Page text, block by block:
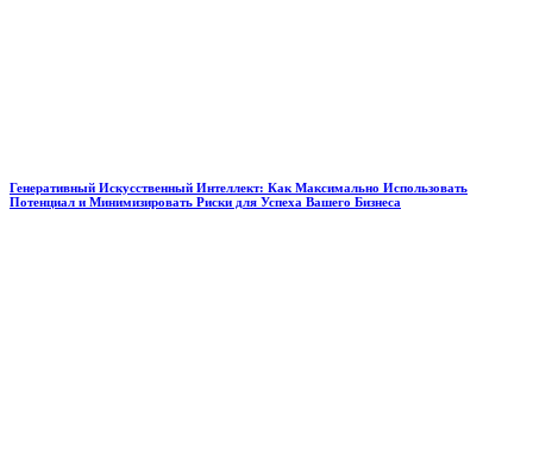
Генеративный Искусственный Интеллект: Как Максимально Использовать
Потенциал и Минимизировать Риски для Успеха Вашего Бизнеса